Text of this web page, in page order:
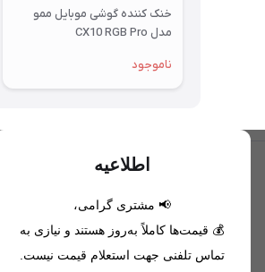
خنک کننده گوشی موبایل ممو
مدل CX10 RGB Pro
ناموجود
اطلاعیه
📢 مشتری گرامی،
💰 قیمت‌ها کاملاً به‌روز هستند و نیازی به
تماس تلفنی جهت استعلام قیمت نیست.
تحویل اکسپرس(با هماهنگی)